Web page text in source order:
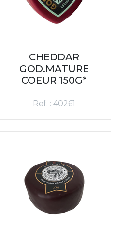
CHEDDAR
GOD.MATURE
COEUR 150G*
Ref. : 40261